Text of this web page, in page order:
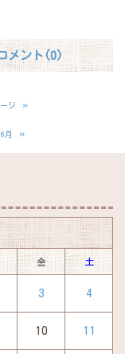
メント(0)
ジ »
月 »
金 土
3 4
10 11